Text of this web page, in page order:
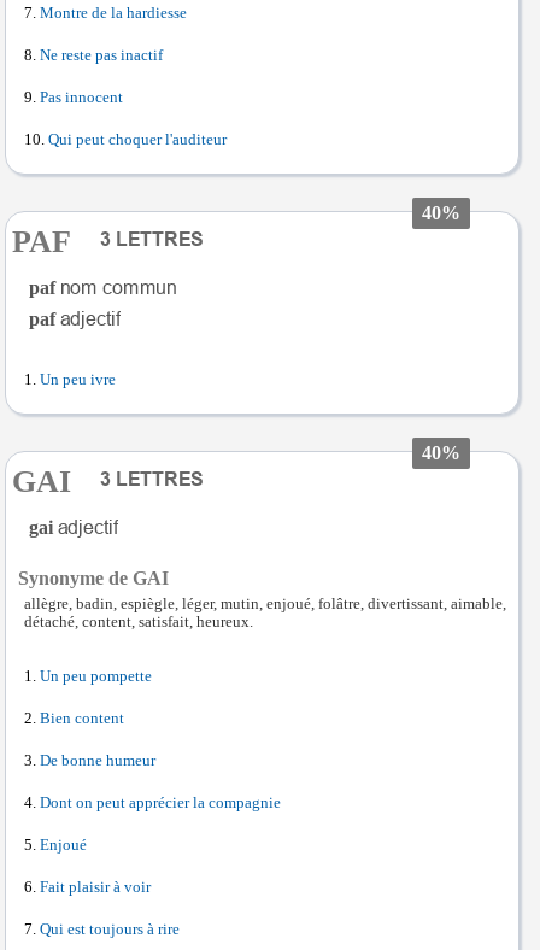
Montre de la hardiesse
Ne reste pas inactif
Pas innocent
Qui peut choquer l'auditeur
40%
PAF
paf
paf
Un peu ivre
40%
GAI
gai
Synonyme de GAI
allègre, badin, espiègle, léger, mutin, enjoué, folâtre, divertissant, aimable,
détaché, content, satisfait, heureux.
Un peu pompette
Bien content
De bonne humeur
Dont on peut apprécier la compagnie
Enjoué
Fait plaisir à voir
Qui est toujours à rire